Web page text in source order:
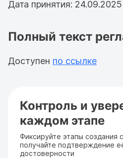
Дата принятия: 24.09.2025
Полный текст
Доступен по ссылке
Контроль и
каждом этапе
Фиксируйте этапы создания
получайте подтверждение
достоверности